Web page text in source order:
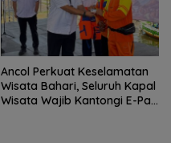
Ancol Perkuat Keselamatan
Wisata Bahari, Seluruh Kapal
Wisata Wajib Kantongi E-Pas